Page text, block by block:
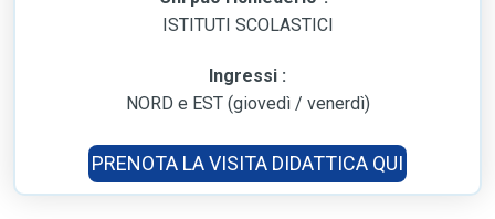
ISTITUTI SCOLASTICI
Ingressi :
NORD e EST (giovedì / venerdì)
PRENOTA LA VISITA DIDATTICA QUI